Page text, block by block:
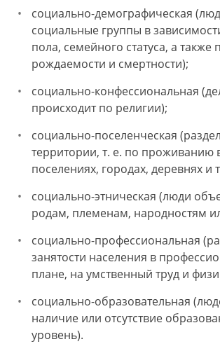
социально-демографическая
социальные группы в
пола, семейного статуса, а также
рождаемости и смертности);
социально-конфессиональная
происходит по религии);
социально-поселенческая
территории, т. е. по проживанию
поселениях, городах, деревнях и
социально-этническая (люди
родам, племенам, народностям
социально-профессиональная
занятости населения в
плане, на умственный труд и
социально-образовательная
наличие или отсутствие
уровень).